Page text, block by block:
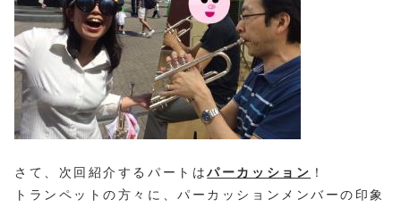
さて、次回紹介するパートはパーカッション ！
トランペットの方々に、パーカッションメンバーの印象